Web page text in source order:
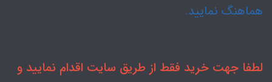
هماهنگ نمایید.
لطفا جهت خرید فقط از طریق سایت اقدام نمایید و